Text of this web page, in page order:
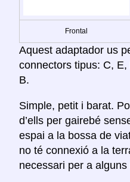
Frontal
Aquest adaptador us
connectors tipus: C,
B.
Simple, petit i barat.
d’ells per gairebé
espai a la bossa de
no té connexió a la
necessari per a